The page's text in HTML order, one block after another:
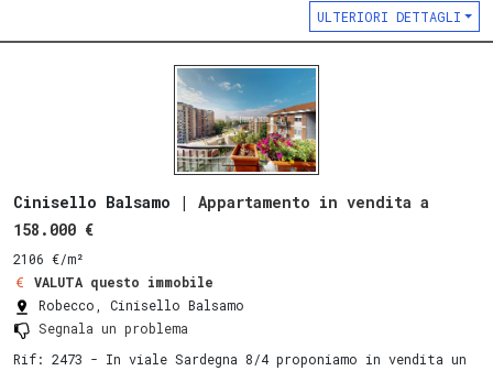
ULTERIORI DETTAGLI
Cinisello Balsamo | Appartamento in vendita a
158.000 €
2106 €/m²
VALUTA questo immobile
Robecco, Cinisello Balsamo
Segnala un problema
Rif: 2473 - In viale Sardegna 8/4 proponiamo in vendita un